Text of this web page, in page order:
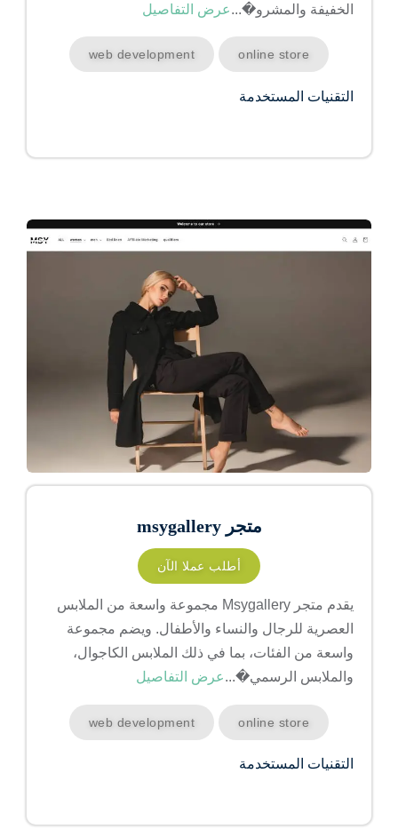
الخفيفة والمشرو�...عرض التفاصيل
online store
web development
التقنيات المستخدمة
متجر msygallery
أطلب عملا الآن
يقدم متجر Msygallery مجموعة واسعة من الملابس
العصرية للرجال والنساء والأطفال. ويضم مجموعة
واسعة من الفئات، بما في ذلك الملابس الكاجوال،
والملابس الرسمي�...عرض التفاصيل
online store
web development
التقنيات المستخدمة